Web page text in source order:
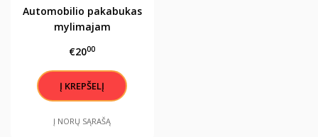
Automobilio pakabukas
mylimajam
€2000
Į NORŲ SĄRAŠĄ